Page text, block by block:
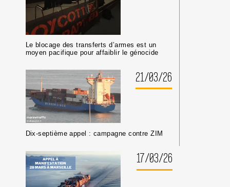
Le blocage des transferts d’armes est un
moyen pacifique pour affaiblir le génocide
21/03/26
Dix-septième appel : campagne contre ZIM
17/03/26